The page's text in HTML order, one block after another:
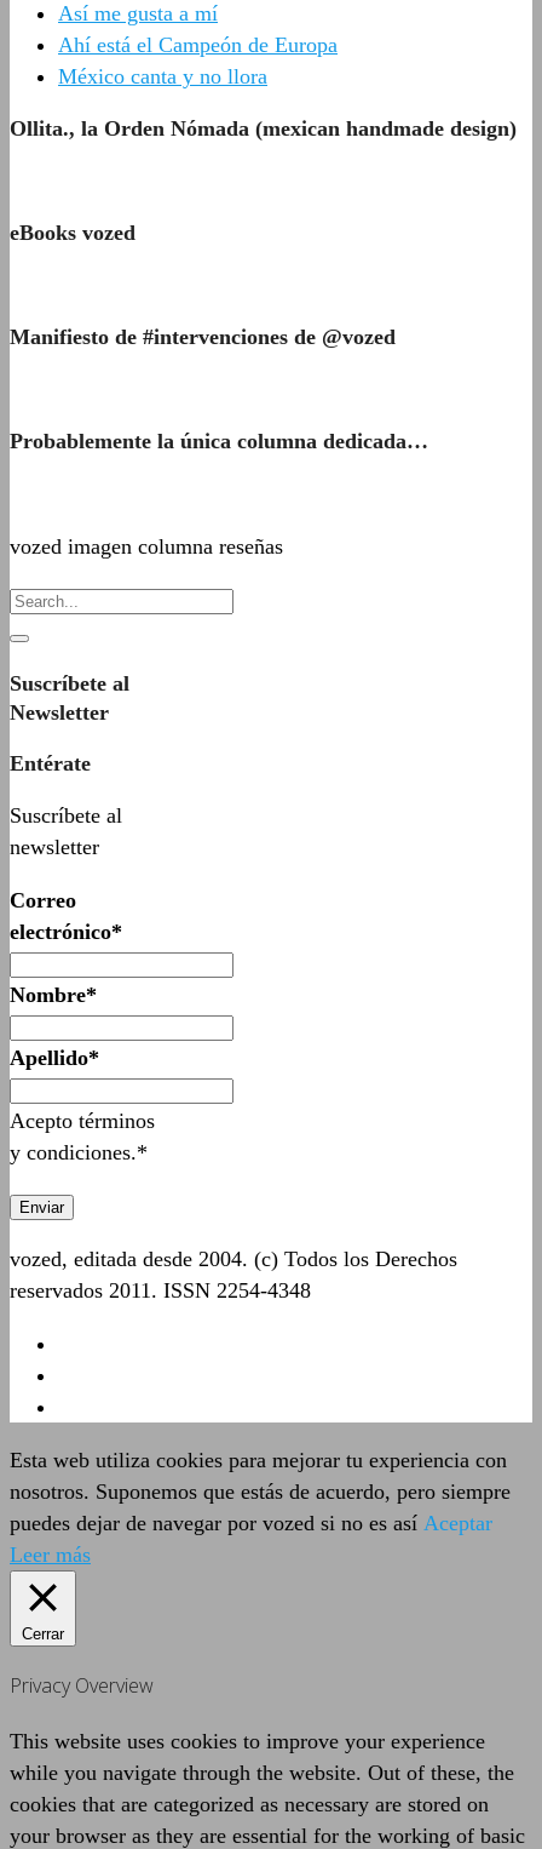
Así me gusta a mí
Ahí está el Campeón de Europa
México canta y no llora
Ollita., la Orden Nómada (mexican handmade design)
eBooks vozed
Manifiesto de #intervenciones de @vozed
Probablemente la única columna dedicada…
vozed imagen columna reseñas
Suscríbete al
Newsletter
Entérate
Suscríbete al
newsletter
Correo
electrónico*
Nombre*
Apellido*
Acepto términos
y condiciones.*
vozed, editada desde 2004. (c) Todos los Derechos
reservados 2011. ISSN 2254-4348
Esta web utiliza cookies para mejorar tu experiencia con
nosotros. Suponemos que estás de acuerdo, pero siempre
puedes dejar de navegar por vozed si no es así Aceptar
Leer más
Cerrar
Privacy Overview
This website uses cookies to improve your experience
while you navigate through the website. Out of these, the
cookies that are categorized as necessary are stored on
your browser as they are essential for the working of basic